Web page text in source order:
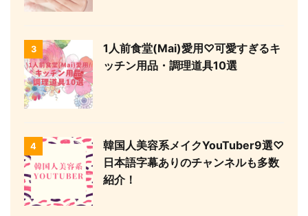
3
1人前食堂(Mai)愛用♡可愛すぎるキ
ッチン用品・調理道具10選
4
韓国人美容系メイクYouTuber9選♡
日本語字幕ありのチャンネルも多数
紹介！